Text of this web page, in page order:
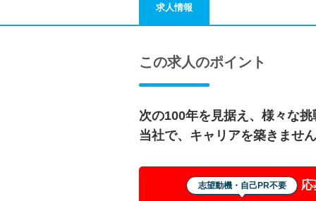
求人情報
この求人のポイント
次の100年を見据え、様々な
当社で、キャリアを築きませ
志望動機・自己PR不要